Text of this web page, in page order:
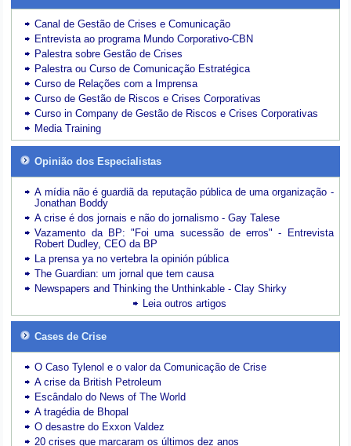
Canal de Gestão de Crises e Comunicação
Entrevista ao programa Mundo Corporativo-CBN
Palestra sobre Gestão de Crises
Palestra ou Curso de Comunicação Estratégica
Curso de Relações com a Imprensa
Curso de Gestão de Riscos e Crises Corporativas
Curso in Company de Gestão de Riscos e Crises Corporativas
Media Training
Opinião dos Especialistas
A mídia não é guardiã da reputação pública de uma organização -
Jonathan Boddy
A crise é dos jornais e não do jornalismo - Gay Talese
Vazamento da BP: "Foi uma sucessão de erros" - Entrevista
Robert Dudley, CEO da BP
La prensa ya no vertebra la opinión pública
The Guardian: um jornal que tem causa
Newspapers and Thinking the Unthinkable - Clay Shirky
Leia outros artigos
Cases de Crise
O Caso Tylenol e o valor da Comunicação de Crise
A crise da British Petroleum
Escândalo do News of The World
A tragédia de Bhopal
O desastre do Exxon Valdez
20 crises que marcaram os últimos dez anos